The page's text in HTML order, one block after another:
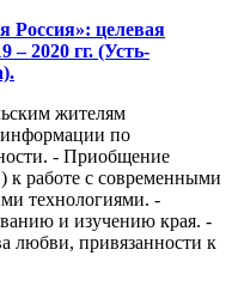
Россия»: целевая
– 2020 гг. (Усть-
жителям
информации по
- Приобщение
к работе с современными
технологиями. -
и изучению края. -
любви, привязанности к